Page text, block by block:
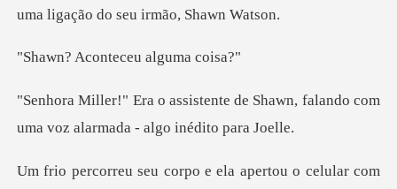
uma li
onteceu al
de Shawn, falando com
uma voz ala
apertou o celular com